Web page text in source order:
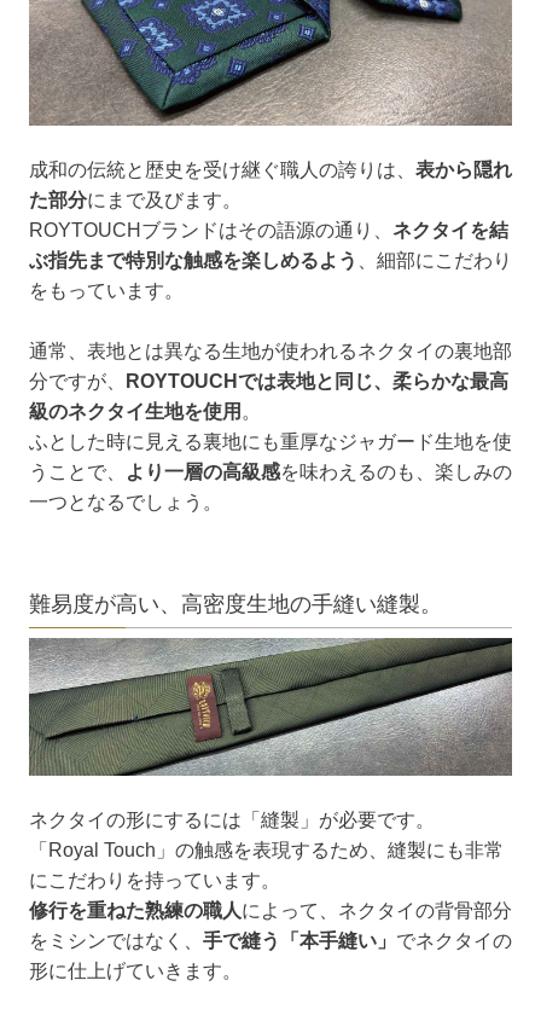
成和の伝統と歴史を受け継ぐ職人の誇りは、 表から隠れ
た部分にまで及びます。
ROYTOUCHブランドはその語源の通り、 ネクタイを結
ぶ指先まで特別な触感を楽しめるよう
、細部にこだわり
をもっています。
通常、表地とは異なる生地が使われるネクタイの裏地部
分ですが、
ROYTOUCHでは表地と同じ、柔らかな最高
級のネクタイ生地を使用 。
ふとした時に見える裏地にも重厚なジャガード生地を使
うことで、
より一層の高級感を味わえるのも、楽しみの
一つとなるでしょう。
難易度が高い、高密度生地の手縫い縫製。
ネクタイの形にするには「縫製」が必要です。
「Royal Touch」の触感を表現するため、縫製にも非常
にこだわりを持っています。
修行を重ねた熟練の職人によって、ネクタイの背骨部分
をミシンではなく、 手で縫う「本手縫い」 でネクタイの
形に仕上げていきます。